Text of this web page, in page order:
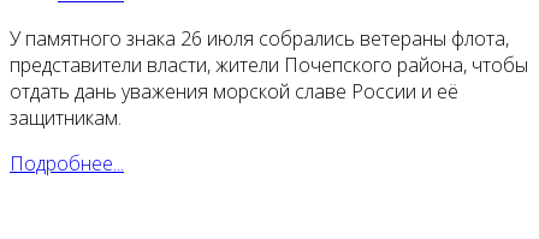
У памятного знака 26 июля собрались ветераны флота,
представители власти, жители Почепского района, чтобы
отдать дань уважения морской славе России и её
защитникам.
Подробнее...